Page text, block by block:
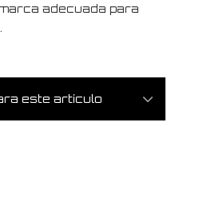
adecuada para
este artículo